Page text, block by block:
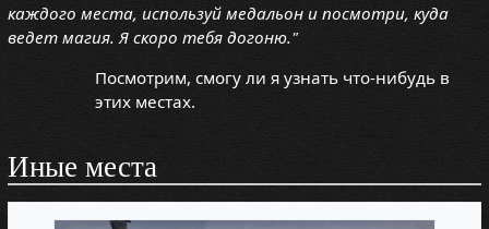
каждого места, используй медальон и посмотри, куда
ведет магия. Я скоро тебя догоню."
Посмотрим, смогу ли я узнать что-нибудь в
этих местах.
Иные места